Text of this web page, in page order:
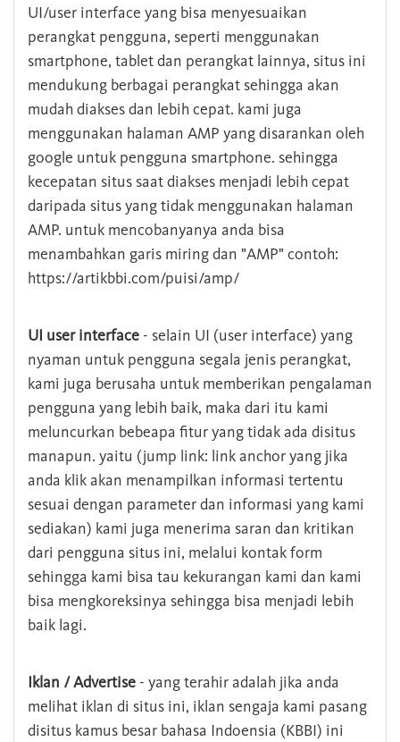
UI/user interface yang bisa menyesuaikan
perangkat pengguna, seperti menggunakan
smartphone, tablet dan perangkat lainnya, situs ini
mendukung berbagai perangkat sehingga akan
mudah diakses dan lebih cepat. kami juga
menggunakan halaman AMP yang disarankan oleh
google untuk pengguna smartphone. sehingga
kecepatan situs saat diakses menjadi lebih cepat
daripada situs yang tidak menggunakan halaman
AMP. untuk mencobanyanya anda bisa
menambahkan garis miring dan "AMP" contoh:
https://artikbbi.com/puisi/amp/
UI user interface - selain UI (user interface) yang
nyaman untuk pengguna segala jenis perangkat,
kami juga berusaha untuk memberikan pengalaman
pengguna yang lebih baik, maka dari itu kami
meluncurkan bebeapa fitur yang tidak ada disitus
manapun. yaitu (jump link: link anchor yang jika
anda klik akan menampilkan informasi tertentu
sesuai dengan parameter dan informasi yang kami
sediakan) kami juga menerima saran dan kritikan
dari pengguna situs ini, melalui kontak form
sehingga kami bisa tau kekurangan kami dan kami
bisa mengkoreksinya sehingga bisa menjadi lebih
baik lagi.
Iklan / Advertise - yang terahir adalah jika anda
melihat iklan di situs ini, iklan sengaja kami pasang
disitus kamus besar bahasa Indoensia (KBBI) ini